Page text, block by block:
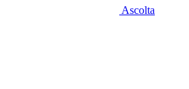
Ascolta